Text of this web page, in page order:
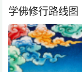
学佛修行路线图